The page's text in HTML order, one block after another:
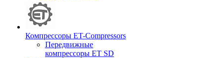
Компрессоры ET-Compressors
Передвижные
компрессоры ET SD